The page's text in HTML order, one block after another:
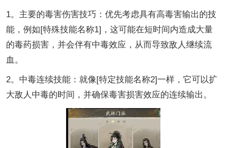
1。主要的毒害伤害技巧：优先考虑具有高毒害输出的技
能，例如[特殊技能名称1]，这可能在短时间内造成大量
的毒药损害，并会伴有中毒效应，从而导致敌人继续流
血。
2。中毒连续技能：就像[特定技能名称2]一样，它可以扩
大敌人中毒的时间，并确保毒害损害效应的连续输出。